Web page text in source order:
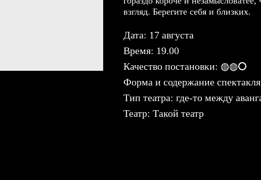
взгляд. Берегите себя и близких.
Дата: 17 августа
Время: 19.00
Качество постановки: ◍◍⭘
Форма и содержание
Тип театра: где-то между
Театр: Такой театр